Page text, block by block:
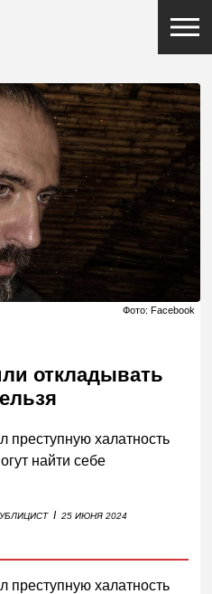
Фото: Facebook
откладывать
преступную халатность
найти себе
I 25 ИЮНЯ 2024
преступную халатность